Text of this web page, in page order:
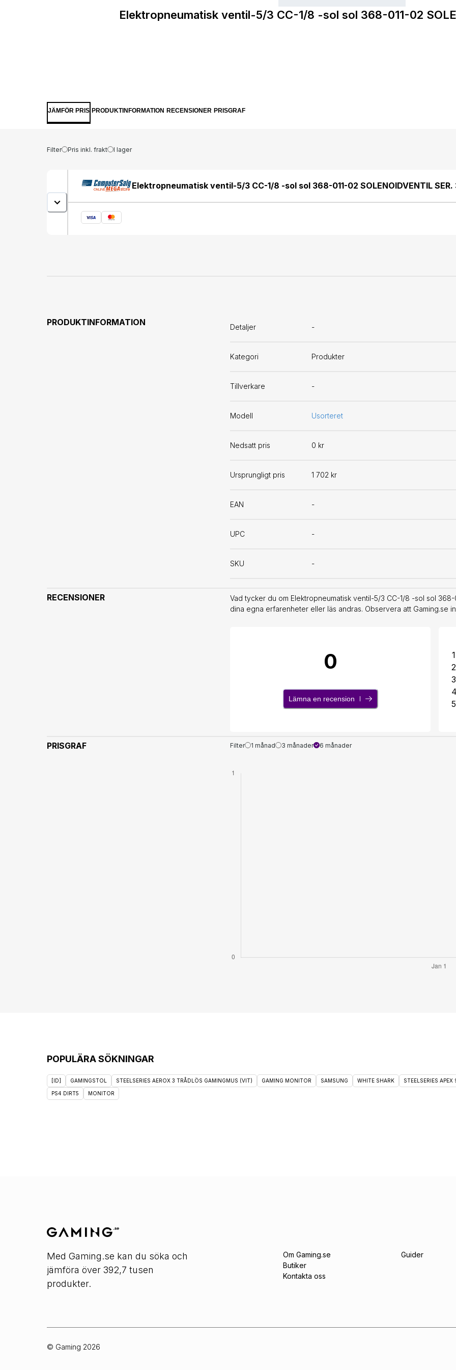
Elektropneumatisk ventil-5/3 CC-1/8 -sol sol 368-011-02
JÄMFÖR PRIS PRODUKTINFORMATION RECENSIONER PRISGRAF
Filter Pris inkl. frakt I lager
Elektropneumatisk ventil-5/3 CC-1/8 -sol sol 368-011-02 SOLENOIDVENTIL SER.
PRODUKTINFORMATION
Detaljer -
Kategori Produkter
Tillverkare -
Modell Usorteret
Nedsatt pris 0 kr
Ursprungligt pris 1 702 kr
EAN -
UPC -
SKU -
RECENSIONER
Vad tycker du om Elektropneumatisk ventil-5/3 CC-1/8 -sol sol 368-
dina egna erfarenheter eller läs andras. Observera att Gaming.se
0
Lämna en recension
1
2
3
4
5
PRISGRAF Filter 1 månad 3 månader 6 månader
POPULÄRA SÖKNINGAR
[ID] GAMINGSTOL STEELSERIES AEROX 3 TRÅDLÖS GAMINGMUS (VIT) GAMING MONITOR SAMSUNG WHITE SHARK STEELSERIES
PS4 DIRT5 MONITOR
Med Gaming.se kan du söka och
jämföra över 392,7 tusen
produkter.
Om Gaming.se
Butiker
Kontakta oss
Guider
© Gaming 2026